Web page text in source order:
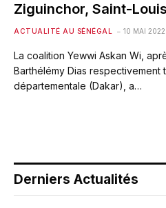
Ziguinchor, Saint-
ACTUALITÉ AU SÉNÉGAL 10 MAI 2022
La coalition Yewwi Askan Wi,
Barthélémy Dias respectivement
départementale (Dakar), a…
Derniers Actualités